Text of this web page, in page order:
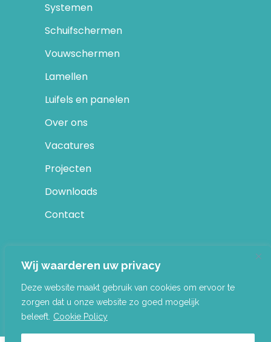
Wij waarderen uw privacy
Deze website maakt gebruik van cookies om ervoor te
zorgen dat u onze website zo goed mogelijk
beleeft. Cookie Policy
Systemen
Schuifschermen
Vouwschermen
Lamellen
Luifels en panelen
Over ons
Vacatures
Projecten
Downloads
Contact
SOCIAL MEDIA
LinkedIn